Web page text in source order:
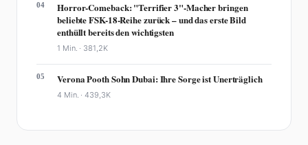
04
Horror-Comeback: "Terrifier 3"-Macher bringen
beliebte FSK-18-Reihe zurück – und das erste Bild
enthüllt bereits den wichtigsten
1 Min. · 381,2K
05 Verona Pooth Sohn Dubai: Ihre Sorge ist Unerträglich
4 Min. ·439,3K